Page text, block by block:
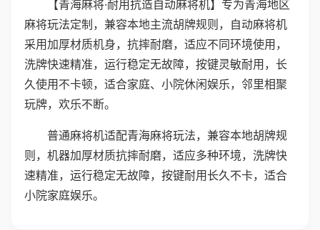
【青海麻将·耐用抗造自动麻将机】专为青海地区
麻将玩法定制，兼容本地主流胡牌规则，自动麻将机
采用加厚材质机身，抗摔耐磨，适应不同环境使用，
洗牌快速精准，运行稳定无故障，按键灵敏耐用，长
久使用不卡顿，适合家庭、小院休闲娱乐，邻里相聚
玩牌，欢乐不断。
普通麻将机适配青海麻将玩法，兼容本地胡牌规
则，机器加厚材质抗摔耐磨，适应多种环境，洗牌快
速精准，运行稳定无故障，按键耐用长久不卡，适合
小院家庭娱乐。